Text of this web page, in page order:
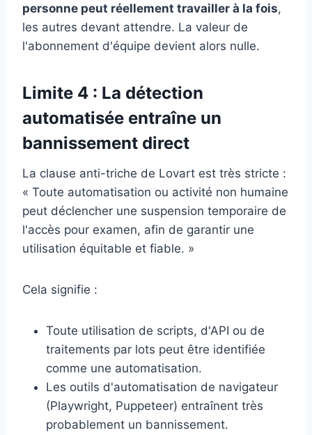
personne peut réellement travailler à la fois,
les autres devant attendre. La valeur de
l'abonnement d'équipe devient alors nulle.
Limite 4 : La détection
automatisée entraîne un
bannissement direct
La clause anti-triche de Lovart est très stricte :
« Toute automatisation ou activité non humaine
peut déclencher une suspension temporaire de
l'accès pour examen, afin de garantir une
utilisation équitable et fiable. »
Cela signifie :
Toute utilisation de scripts, d'API ou de
traitements par lots peut être identifiée
comme une automatisation.
Les outils d'automatisation de navigateur
(Playwright, Puppeteer) entraînent très
probablement un bannissement.